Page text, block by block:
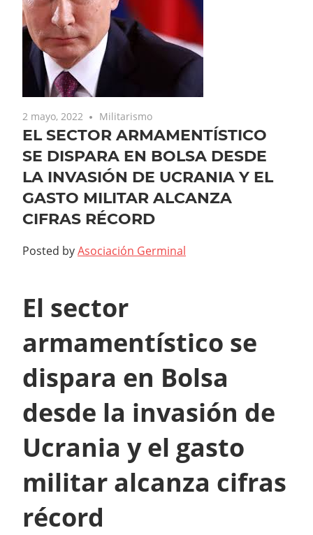
2 mayo, 2022 Militarismo
EL SECTOR ARMAMENTÍSTICO
SE DISPARA EN BOLSA DESDE
LA INVASIÓN DE UCRANIA Y EL
GASTO MILITAR ALCANZA
CIFRAS RÉCORD
Posted byAsociación Germinal
El sector
armamentístico se
dispara en Bolsa
desde la invasión de
Ucrania y el gasto
militar alcanza cifras
récord